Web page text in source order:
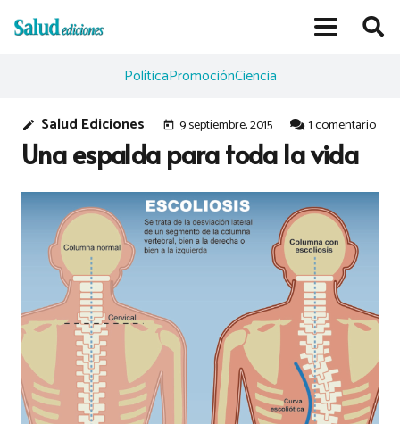
PolíticaPromociónCiencia
edit Salud Ediciones today 9 septiembre, 2015 1comentario
Una espalda para toda la vida